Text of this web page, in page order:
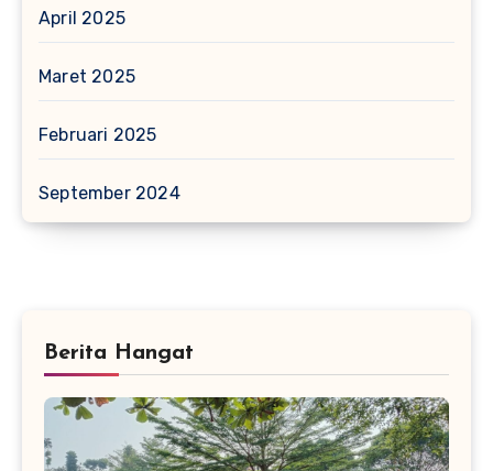
April 2025
Maret 2025
Februari 2025
September 2024
Berita Hangat